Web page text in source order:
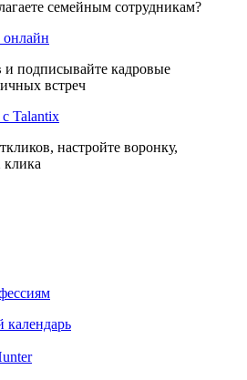
семейным сотрудникам?
онлайн
и подписывайте кадровые
встреч
с Talantix
настройте воронку,
клика
календарь